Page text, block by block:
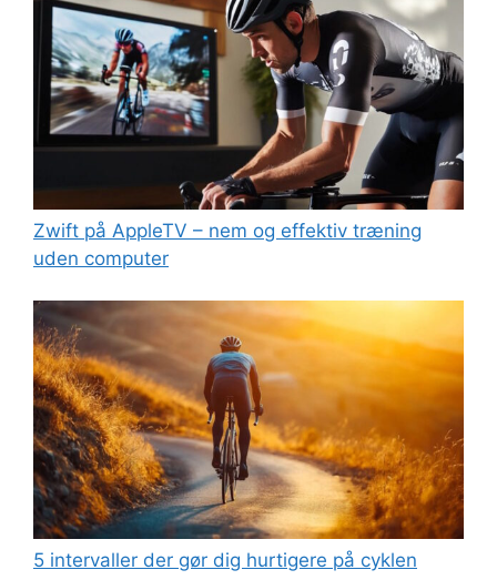
Zwift på AppleTV – nem og effektiv træning
uden computer
5 intervaller der gør dig hurtigere på cyklen